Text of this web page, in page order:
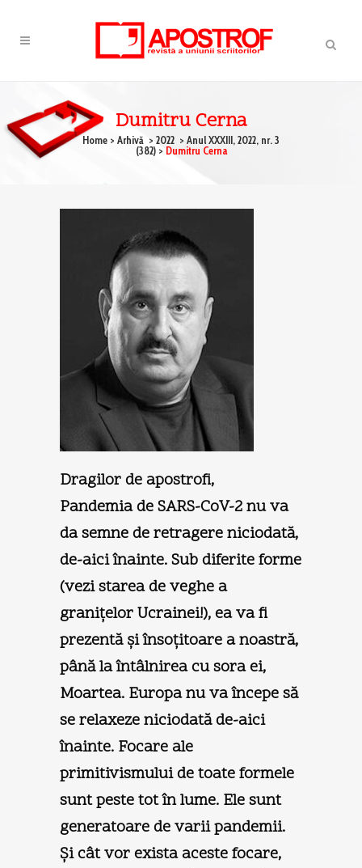
Dumitru Cerna
Home > Arhivă > 2022 > Anul XXXIII, 2022, nr. 3
(382)> Dumitru Cerna
Dragilor de apostrofi,
Pandemia de SARS-CoV-2 nu va
da semne de retragere niciodată,
de-aici înainte. Sub diferite forme
(vezi starea de veghe a
graniţelor Ucrainei!), ea va fi
prezentă şi însoţitoare a noastră,
până la întâlnirea cu sora ei,
Moartea. Europa nu va începe să
se relaxeze niciodată de-aici
înainte. Focare ale
primitivismului de toate formele
sunt peste tot în lume. Ele sunt
generatoare de varii pandemii.
Şi cât vor exista aceste focare,